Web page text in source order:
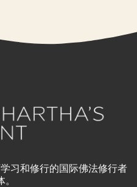
习和修行的国际佛法修行者